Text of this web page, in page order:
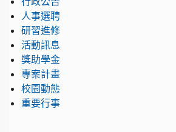
人事選聘
研習進修
活動訊息
獎助學金
專案計畫
校園動態
重要行事